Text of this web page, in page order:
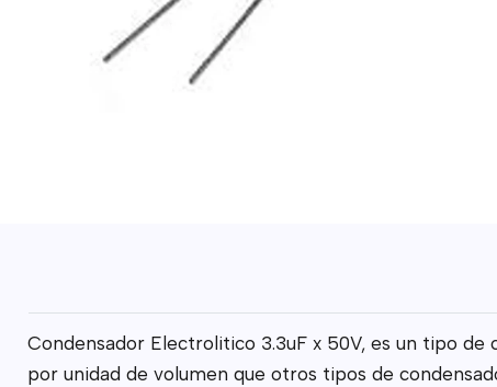
Condensador Electrolitico 3.3uF x 50V, es un tipo
por unidad de volumen que otros tipos de